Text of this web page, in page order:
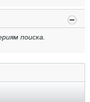
поиска.